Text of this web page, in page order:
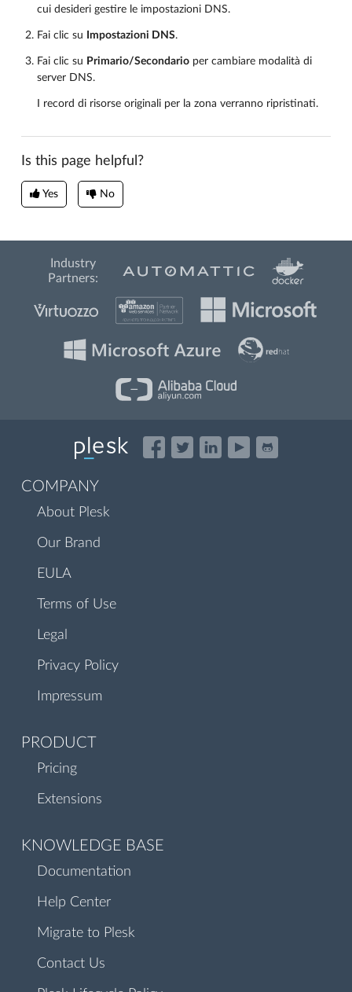
cui desideri gestire le impostazioni DNS.
Fai clic su Impostazioni DNS.
Fai clic su Primario/Secondario per cambiare modalità di
server DNS.
I record di risorse originali per la zona verranno ripristinati.
Is this page helpful?
Yes No
Industry
Partners:
COMPANY
About Plesk
Our Brand
EULA
Terms of Use
Legal
Privacy Policy
Impressum
PRODUCT
Pricing
Extensions
KNOWLEDGE BASE
Documentation
Help Center
Migrate to Plesk
Contact Us